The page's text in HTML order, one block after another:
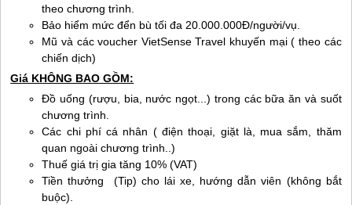
theo chương trình.
Bảo hiểm mức đển bù tối đa 20.000.000Đ/người/vụ.
Mũ và các voucher VietSense Travel khuyến mại ( theo các
chiến dịch)
Giá KHÔNG BAO GỒM:
Đồ uống (rượu, bia, nước ngọt...) trong các bữa ăn và suốt
chương trình.
Các chi phí cá nhân ( điện thoại, giặt là, mua sắm, thăm
quan ngoài chương trình..)
Thuế giá trị gia tăng 10% (VAT)
Tiền thưởng (Tip) cho lái xe, hướng dẫn viên (không bắt
buộc).